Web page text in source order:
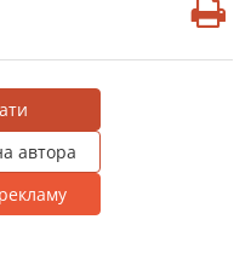
автора